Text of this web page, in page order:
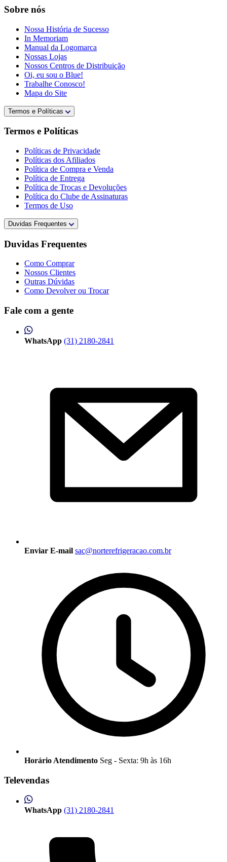
Sobre nós
Nossa História de Sucesso
In Memoriam
Manual da Logomarca
Nossas Lojas
Nossos Centros de Distribuição
Oi, eu sou o Blue!
Trabalhe Conosco!
Mapa do Site
Termos e Políticas
Termos e Políticas
Políticas de Privacidade
Políticas dos Afiliados
Política de Compra e Venda
Política de Entrega
Política de Trocas e Devoluções
Política do Clube de Assinaturas
Termos de Uso
Duvidas Frequentes
Duvidas Frequentes
Como Comprar
Nossos Clientes
Outras Dúvidas
Como Devolver ou Trocar
Fale com a gente
WhatsApp (31) 2180-2841
Enviar E-mail sac@norterefrigeracao.com.br
Horário Atendimento Seg - Sexta: 9h às 16h
Televendas
WhatsApp (31) 2180-2841